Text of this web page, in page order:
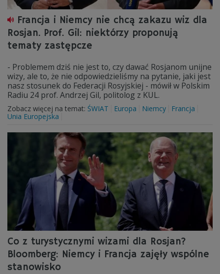
Francja i Niemcy nie chcą zakazu wiz dla
Rosjan. Prof. Gil: niektórzy proponują
tematy zastępcze
- Problemem dziś nie jest to, czy dawać Rosjanom unijne
wizy, ale to, że nie odpowiedzieliśmy na pytanie, jaki jest
nasz stosunek do Federacji Rosyjskiej - mówił w Polskim
Radiu 24 prof. Andrzej Gil, politolog z KUL.
Zobacz więcej na temat: ŚWIAT Europa Niemcy
Francja
Unia Europejska
Co z turystycznymi wizami dla Rosjan?
Bloomberg: Niemcy i Francja zajęły wspólne
stanowisko